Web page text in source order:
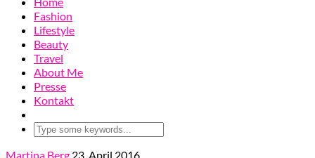
Fashion
Lifestyle
Beauty
Travel
About Me
Presse
Kontakt
Martina Berg 23. April 2016